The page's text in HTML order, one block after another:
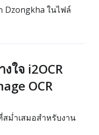
Dzongkha ในไฟล์
ใจ i2OCR
OCR
ม่ำเสมอสำหรับงาน